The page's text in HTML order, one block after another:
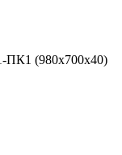
ПК1 (980x700x40)